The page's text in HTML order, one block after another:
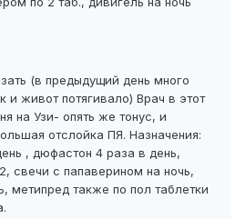
(в предыдущий день много
и живот потягивало) Врач в этот
на Узи- опять же тонус, и
отслойка ПЯ. Назначения:
, дюфастон 4 раза в день,
свечи с папаверином на ночь,
метипред также по пол таблетки